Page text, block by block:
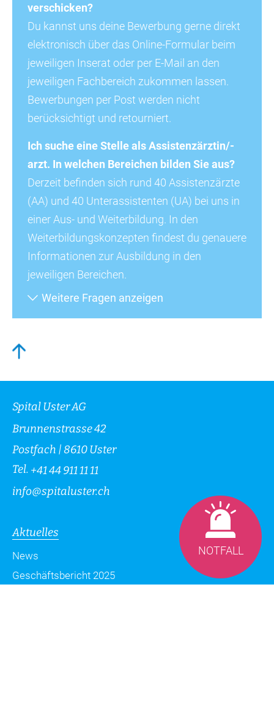
verschicken?
Du kannst uns deine Bewerbung gerne direkt
elektronisch über das Online-Formular beim
jeweiligen Inserat oder per E-Mail an den
jeweiligen Fachbereich zukommen lassen.
Bewerbungen per Post werden nicht
berücksichtigt und retourniert.
Ich suche eine Stelle als Assistenzärztin/-
arzt. In welchen Bereichen bilden Sie aus?
Derzeit befinden sich rund 40 Assistenzärzte
(AA) und 40 Unterassistenten (UA) bei uns in
einer Aus- und Weiterbildung. In den
Weiterbildungskonzepten findest du genauere
Informationen zur Ausbildung in den
jeweiligen Bereichen.
Weitere Fragen anzeigen
NOTFALL
Spital Uster AG
Brunnenstrasse 42
Postfach | 8610 Uster
Tel. +41 44 911 11 11
info@spitaluster.ch
Aktuelles
News
Geschäftsbericht 2025